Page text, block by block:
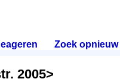
Zoek opnieuw.
2005>